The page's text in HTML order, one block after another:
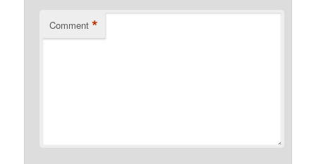
Comment *